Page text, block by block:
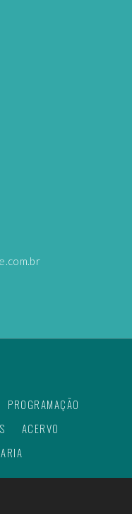
PROGRAMAÇÃO
ACERVO